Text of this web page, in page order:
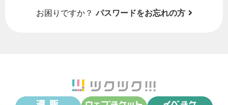
お困りですか？ パスワードをお忘れの方